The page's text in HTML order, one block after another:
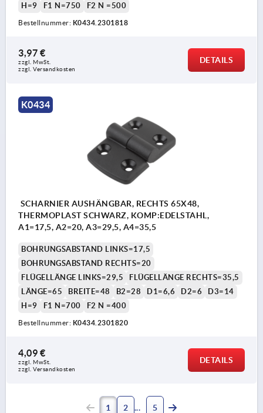
H=9 F1 N=750 F2 N =500
Bestellnummer: K0434.2301818
3,97 €
zzgl. MwSt.
zzgl. Versandkosten
DETAILS
K0434
SCHARNIER AUSHÄNGBAR, RECHTS 65X48,
THERMOPLAST SCHWARZ, KOMP:EDELSTAHL,
A1=17,5, A2=20, A3=29,5, A4=35,5
BOHRUNGSABSTAND LINKS=17,5
BOHRUNGSABSTAND RECHTS=20
FLÜGELLÄNGE LINKS=29,5
FLÜGELLÄNGE RECHTS=35,5
LÄNGE=65
BREITE=48 B2=28 D1=6,6 D2=6
D3=14
H=9
F1 N=700 F2 N =400
Bestellnummer: K0434.2301820
4,09 €
zzgl. MwSt.
zzgl. Versandkosten
DETAILS
1 2 5